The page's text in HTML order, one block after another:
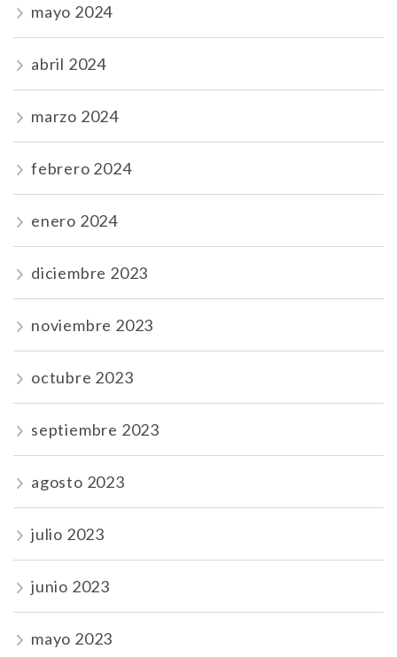
mayo 2024
abril 2024
marzo 2024
febrero 2024
enero 2024
diciembre 2023
noviembre 2023
octubre 2023
septiembre 2023
agosto 2023
julio 2023
junio 2023
mayo 2023